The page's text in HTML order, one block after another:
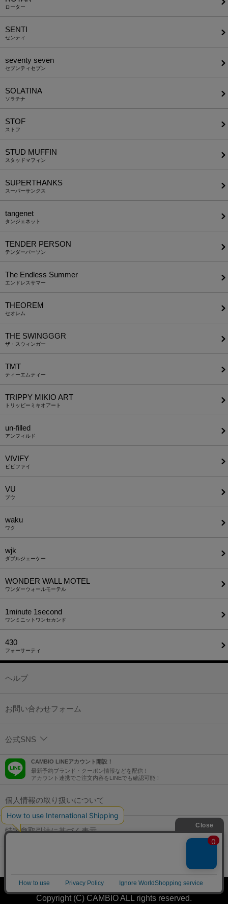
ローター
SENTI
センティ
seventy seven
セブンティセブン
SOLATINA
ソラチナ
STOF
ストフ
STUD MUFFIN
スタッドマフィン
SUPERTHANKS
スーパーサンクス
tangenet
タンジェネット
TENDER PERSON
テンダーパーソン
The Endless Summer
エンドレスサマー
THEOREM
セオレム
THE SWINGGGR
ザ・スウィンガー
TMT
ティーエムティー
TRIPPY MIKIO ART
トリッピーミキオアート
un-filled
アンフィルド
VIVIFY
ビビファイ
VU
ブウ
waku
ワク
wjk
ダブルジェーケー
WONDER WALL MOTEL
ワンダーウォールモーテル
1minute​ 1second
ワンミニットワンセカンド
430
フォーサーティ
ヘルプ
お問い合わせフォーム
公式SNS
CAMBIO LINEアカウント開設！
最新予約ブランド・クーポン情報などを配信！
アカウント連携でご注文内容をLINEでも確認可能！
個人情報の取り扱いについて
特定商取引法に基づく表示
Copyright (C) CAMBIO ALL rights reserved.